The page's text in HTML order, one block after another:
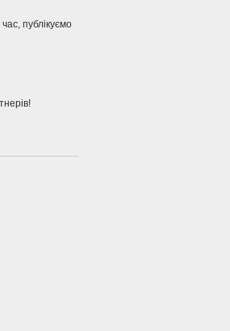
публікуємо